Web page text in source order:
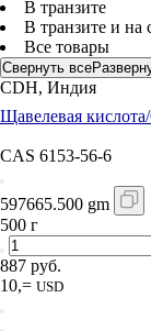
В транзите
В транзите и на
Все товары
Свернуть все
CDH, Индия
Щавелевая
CAS 6153-56-6
597665.500 gm
500 г
887 руб.
10,= USD